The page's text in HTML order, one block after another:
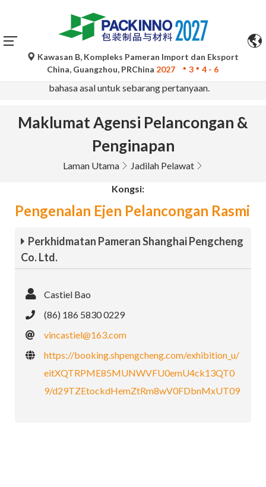
Terjemahan automatik oleh Google Translate adalah untuk
rujukan sahaja dan mungkin tidak tepat. Sila rujuk versi
bahasa asal untuk sebarang pertanyaan.
Kawasan B, Kompleks Pameran Import dan Eksport
China, Guangzhou, PRChina 2027 3 4 - 6
Maklumat Agensi Pelancongan &
Penginapan
Laman Utama Jadilah Pelawat
Kongsi:
Pengenalan Ejen Pelancongan Rasmi
Perkhidmatan Pameran Shanghai Pengcheng
Co. Ltd.
Castiel Bao
(86) 186 5830 0229
vincastiel@163.com
https://booking.shpengcheng.com/exhibition_u/
eitXQTRPME85MUNWVFU0emU4ck13QT0
9/d29TZEtockdHemZtRm8wV0FDbnMxUT09